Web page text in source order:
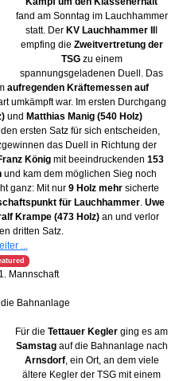
fand am Sonntag im Lauchhammer
statt. Der KV Lauchhammer III
empfing die Zweitvertretung der
TSGzu einem
spannungsgeladenen Duell. Das
aufregenden Kräftemessen auf
umkämpft war. Im ersten Durchgang
und Matthias Manig (540 Holz)
ersten Satz für sich entscheiden,
das Duell in Richtung der
Königmit beeindruckenden 153
und kam dem möglichen Sieg noch
ganz: Mit nur 9 Holz mehr sicherte
für Lauchhammer. Uwe
Krampe (473 Holz)an und verlor
dritten Satz.
...
Mannschaft
Bahnanlage
Für die Tettauer Kegler ging es am
Samstagauf die Bahnanlage nach
Arnsdorf, ein Ort, an dem viele
ältere Kegler der TSG mit einem